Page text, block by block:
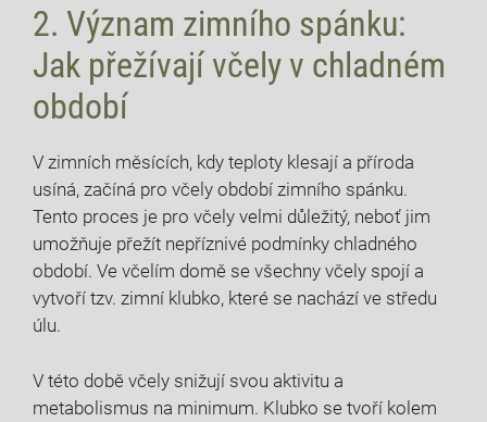
2. Význam zimního spánku:
Jak přežívají včely v chladném
období
V zimních měsících, kdy teploty klesají a příroda
usíná, začíná pro včely období zimního spánku.
Tento proces je pro včely velmi důležitý, neboť jim
umožňuje přežít nepříznivé podmínky chladného
období. Ve včelím domě se všechny včely spojí a
vytvoří tzv. zimní klubko, které se nachází ve středu
úlu.
V této době včely snižují svou aktivitu a
metabolismus na minimum. Klubko se tvoří kolem